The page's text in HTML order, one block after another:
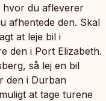
hvor du afleverer
afhentede den. Skal
at leje bil i
den i Port Elizabeth.
så lej en bil
den i Durban
at tage turene